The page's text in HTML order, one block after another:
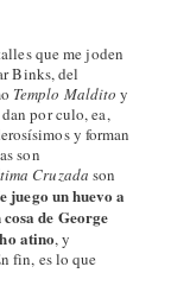
que me joden
Binks, del
Templo Maldito y
por culo, ea,
y forman
son
Cruzada son
juego un huevo a
de George
atino, y
fin, es lo que